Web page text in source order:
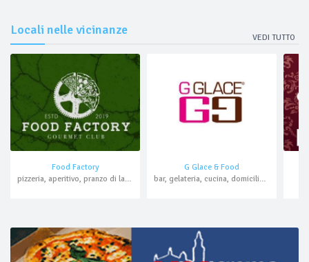
Locali nelle vicinanze
VEDI TUTTO
Food Factory
pizzeria, aperitivo, pranzo di lavoro, asporto, domicilio
G Glace & Food
bar, gelateria, cucina, domicilio, asporto